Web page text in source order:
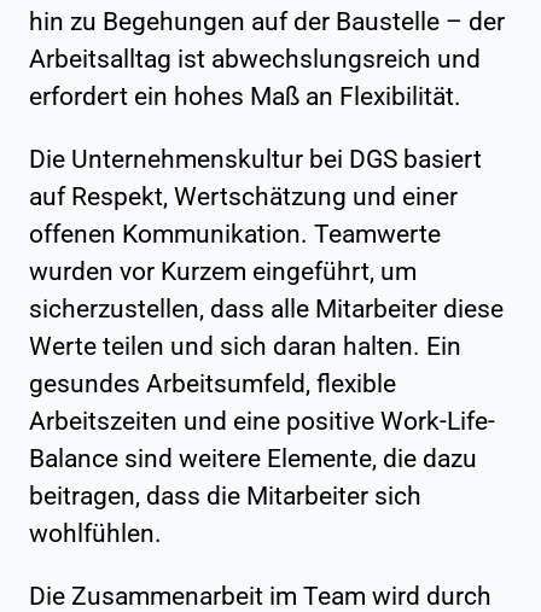
hin zu Begehungen auf der Baustelle – der
Arbeitsalltag ist abwechslungsreich und
erfordert ein hohes Maß an Flexibilität.
Die Unternehmenskultur bei DGS basiert
auf Respekt, Wertschätzung und einer
offenen Kommunikation. Teamwerte
wurden vor Kurzem eingeführt, um
sicherzustellen, dass alle Mitarbeiter diese
Werte teilen und sich daran halten. Ein
gesundes Arbeitsumfeld, flexible
Arbeitszeiten und eine positive Work-Life-
Balance sind weitere Elemente, die dazu
beitragen, dass die Mitarbeiter sich
wohlfühlen.
Die Zusammenarbeit im Team wird durch